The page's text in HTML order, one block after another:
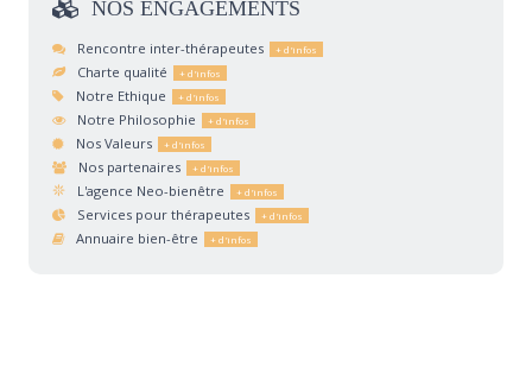
NOS ENGAGEMENTS
Rencontre inter-thérapeutes
Charte qualité
Notre Ethique
Notre Philosophie
Nos Valeurs
Nos partenaires
L'agence Neo-bienêtre
Services pour thérapeutes
Annuaire bien-être